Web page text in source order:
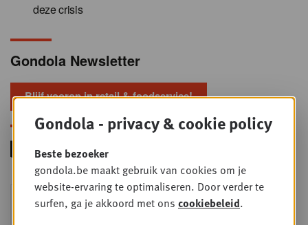
deze crisis
Gondola Newsletter
Blijf voorop in retail & foodservice!
9
Foodservice - Joint
business planning
Gondola - privacy & cookie policy
Beste bezoeker
gondola.be maakt gebruik van cookies om je
website-ervaring te optimaliseren. Door verder te
surfen, ga je akkoord met ons cookiebeleid.